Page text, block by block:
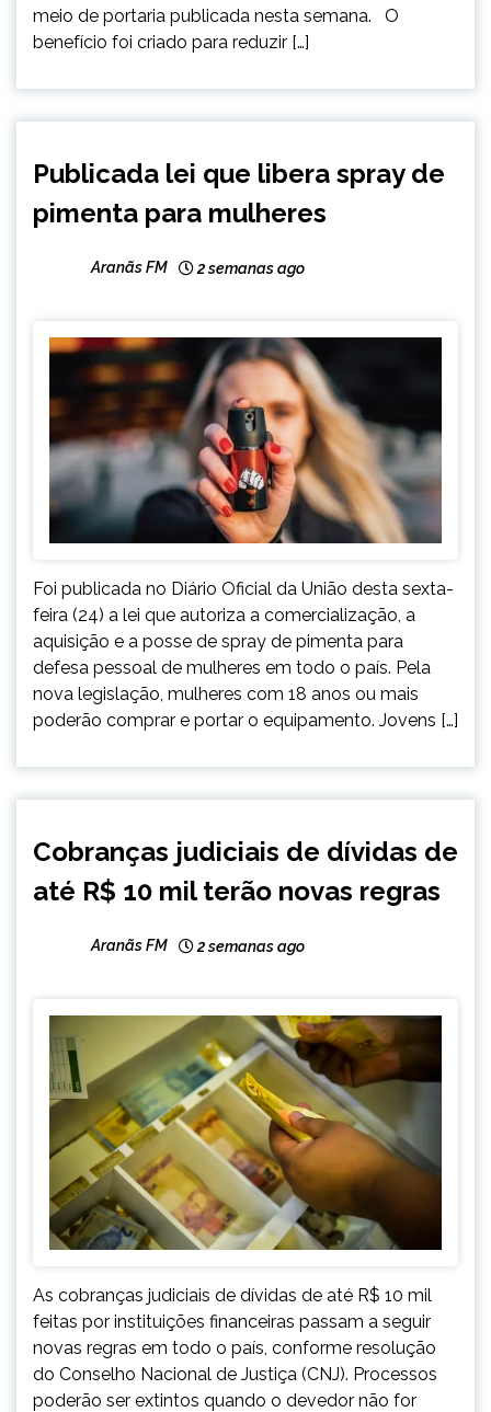
meio de portaria publicada nesta semana. O
benefício foi criado para reduzir […]
NOTÍCIAS
Publicada lei que libera spray de
pimenta para mulheres
Aranãs FM 2 semanas ago
Foi publicada no Diário Oficial da União desta sexta-
feira (24) a lei que autoriza a comercialização, a
aquisição e a posse de spray de pimenta para
defesa pessoal de mulheres em todo o país. Pela
nova legislação, mulheres com 18 anos ou mais
poderão comprar e portar o equipamento. Jovens […]
NOTÍCIAS
Cobranças judiciais de dívidas de
até R$ 10 mil terão novas regras
Aranãs FM 2 semanas ago
As cobranças judiciais de dívidas de até R$ 10 mil
feitas por instituições financeiras passam a seguir
novas regras em todo o país, conforme resolução
do Conselho Nacional de Justiça (CNJ). Processos
poderão ser extintos quando o devedor não for